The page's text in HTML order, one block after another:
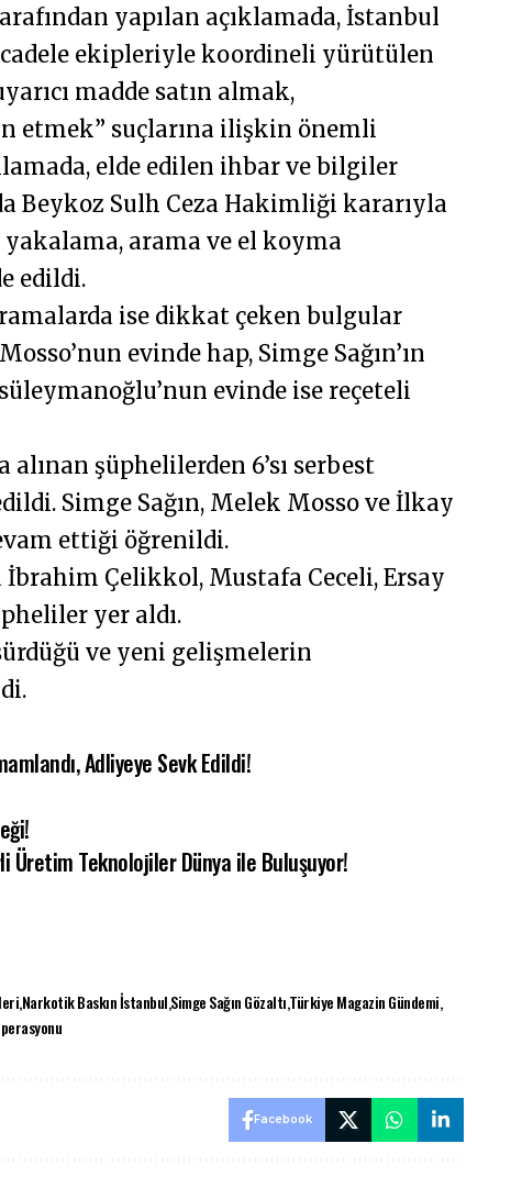
yapılan açıklamada, İstanbul
ekipleriyle koordineli yürütülen
madde satın almak,
etmek” suçlarına ilişkin önemli
elde edilen ihbar ve bilgiler
Beykoz Sulh Ceza Hakimliği kararıyla
arama ve el koyma
edildi.
ise dikkat çeken bulgular
evinde hap, Simge Sağın’ın
evinde ise reçeteli
şüphelilerden 6’sı serbest
Simge Sağın, Melek Mosso ve İlkay
ettiği öğrenildi.
İbrahim Çelikkol, Mustafa Ceceli, Ersay
yer aldı.
ve yeni gelişmelerin
Adliyeye Sevk Edildi!
Üretim Teknolojiler Dünya ile Buluşuyor!
Narkotik Baskın İstanbulSimge Sağın GözaltıTürkiye Magazin Gündemi
Facebook